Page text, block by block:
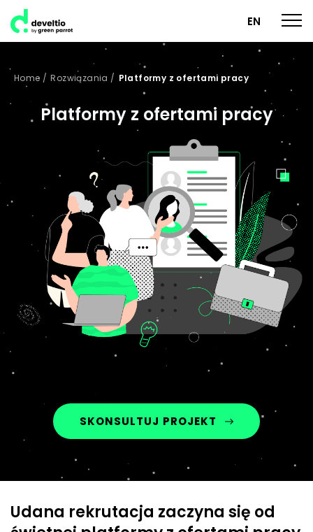
EN
Home / Rozwiązania / Platformy z ofertami pracy
Platformy z ofertami pracy
SKONSULTUJ PROJEKT
Udana rekrutacja zaczyna się od